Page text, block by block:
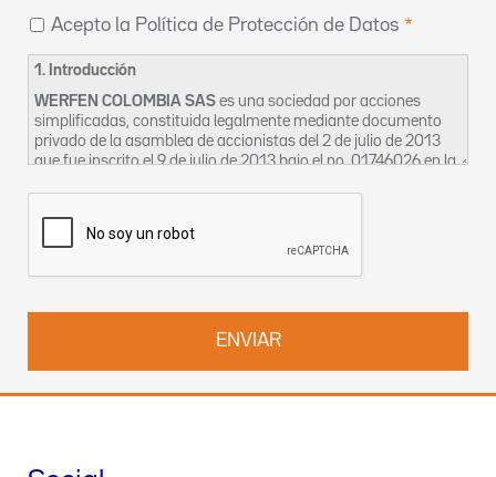
Acepto la Política de Protección de Datos
1. Introducción
WERFEN COLOMBIA SAS es una sociedad por acciones
simplificadas, constituida legalmente mediante documento
privado de la asamblea de accionistas del 2 de julio de 2013
que fue inscrito el 9 de julio de 2013 bajo el no. 01746026 en la
tributariamente bajo el NIT 900633240-2 y para los efectos
de esta política se denominará en adelante como “La
habeas data, así como la privacidad, la intimidad y el buen
nombre de sus clientes, proveedores, trabajadores,
contratistas, bien sean estos activos o inactivos, ocasionales
o permanentes ha creado el siguiente Manual, en el cual
constan las políticas de uso de manejo de la información que
solicitar la corrección, aclaración, modificación y/o supresión